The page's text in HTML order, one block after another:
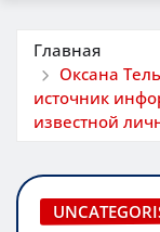
Главная
Оксана
источник
известной